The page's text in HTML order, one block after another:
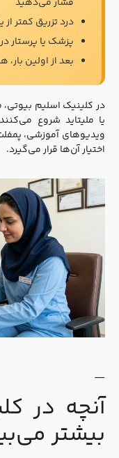
درد تزریق کمتر
پزشک یا پرستار
بعد از اولین بار،
در کلینیک اسلیم بیوتی،
یا ملیتاید شروع
اختیار آن‌ها قرار می‌گیرد.
—
آنچه در
بیشتر